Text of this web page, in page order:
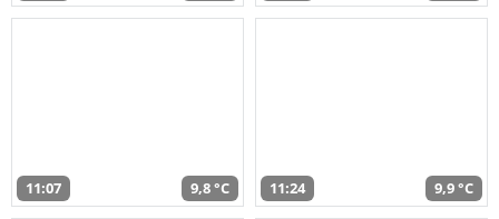
11:07 9,8 °C 11:24 9,9 °C